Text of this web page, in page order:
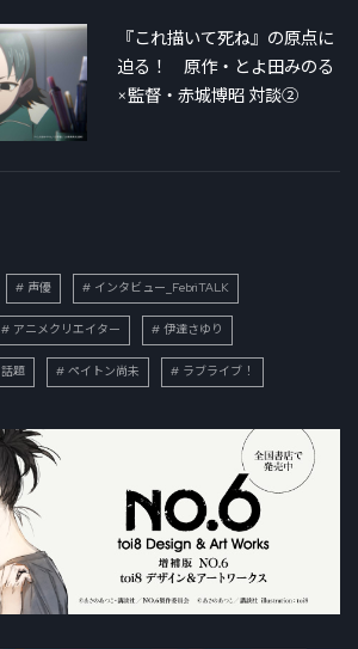
『これ描いて死ね』の原点に
迫る！ 原作・とよ田みのる
×監督・赤城博昭 対談②
声優 インタビュー_FebriTALK
アニメクリエイター 伊達さゆり
話題 ペイトン尚未 ラブライブ！